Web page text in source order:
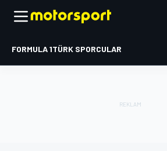
FORMULA 1TÜRK SPORCULAR